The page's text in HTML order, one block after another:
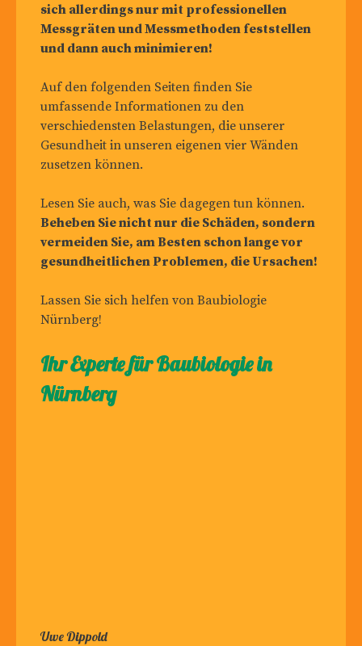
sich allerdings nur mit professionellen
Messgräten und Messmethoden feststellen
und dann auch minimieren!
Auf den folgenden Seiten finden Sie
umfassende Informationen zu den
verschiedensten Belastungen, die unserer
Gesundheit in unseren eigenen vier Wänden
zusetzen können.
Lesen Sie auch, was Sie dagegen tun können.
Beheben Sie nicht nur die Schäden, sondern
vermeiden Sie, am Besten schon lange vor
gesundheitlichen Problemen, die Ursachen!
Lassen Sie sich helfen von Baubiologie
Nürnberg!
Ihr Experte für Baubiologie in
Nürnberg
Uwe Dippold